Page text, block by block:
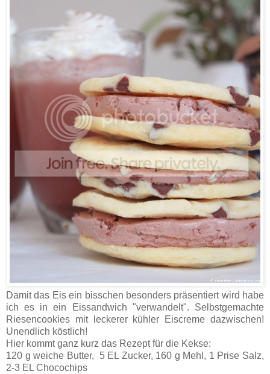
Damit das Eis ein bisschen besonders präsentiert wird habe
ich es in ein Eissandwich "verwandelt". Selbstgemachte
Riesencookies mit leckerer kühler Eiscreme dazwischen!
Unendlich köstlich!
Hier kommt ganz kurz das Rezept für die Kekse:
120 g weiche Butter, 5 EL Zucker, 160 g Mehl, 1 Prise Salz,
2-3 EL Chocochips